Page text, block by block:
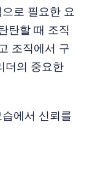
로 필요한 요
탄할 때 조직
조직에서 구
더의 중요한
에서 신뢰를